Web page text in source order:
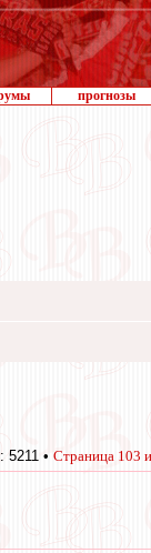
прогнозы
5211 • Страница 103